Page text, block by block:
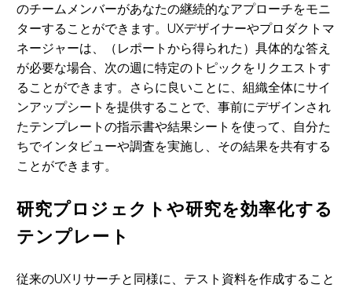
のチームメンバーがあなたの継続的なアプローチをモニ
ターすることができます。UXデザイナーやプロダクトマ
ネージャーは、（レポートから得られた）具体的な答え
が必要な場合、次の週に特定のトピックをリクエストす
ることができます。さらに良いことに、組織全体にサイ
ンアップシートを提供することで、事前にデザインされ
たテンプレートの指示書や結果シートを使って、自分た
ちでインタビューや調査を実施し、その結果を共有する
ことができます。
研究プロジェクトや研究を効率化する
テンプレート
従来のUXリサーチと同様に、テスト資料を作成すること